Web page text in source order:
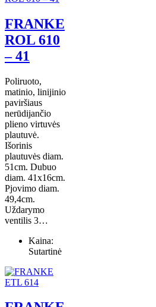
FRANKE
ROL 610
– 41
Poliruoto,
matinio, linijinio
paviršiaus
nerūdijančio
plieno virtuvės
plautuvė.
Išorinis
plautuvės diam.
51cm. Dubuo
diam. 41x16cm.
Pjovimo diam.
49,4cm.
Uždarymo
ventilis 3…
Kaina:
Sutartinė